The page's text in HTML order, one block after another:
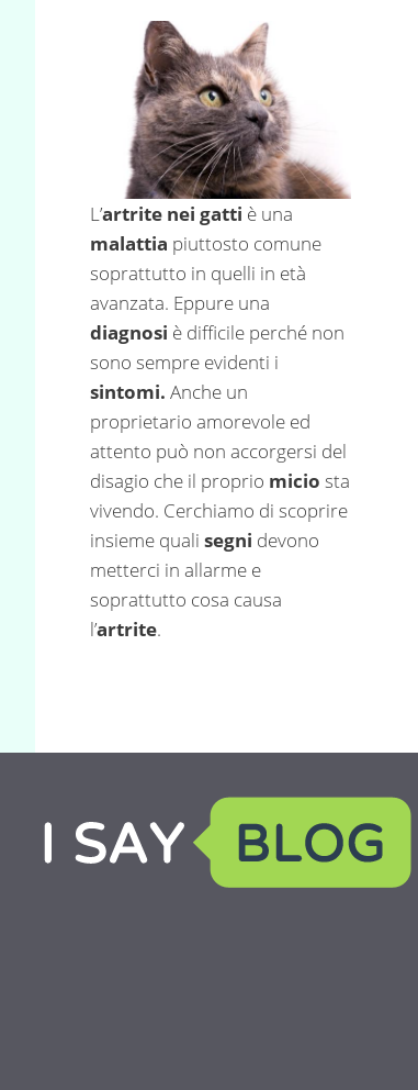
L’artrite nei gatti è una
malattia piuttosto comune
soprattutto in quelli in età
avanzata. Eppure una
diagnosi è difficile perché non
sono sempre evidenti i
sintomi. Anche un
proprietario amorevole ed
attento può non accorgersi del
disagio che il proprio micio sta
vivendo. Cerchiamo di scoprire
insieme quali segni devono
metterci in allarme e
soprattutto cosa causa
l’artrite.